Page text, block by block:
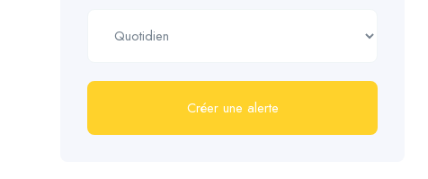
Créer une alerte